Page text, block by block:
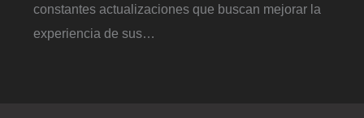
constantes actualizaciones que buscan mejorar la
experiencia de sus…